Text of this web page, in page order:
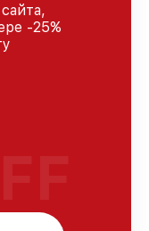
-25%